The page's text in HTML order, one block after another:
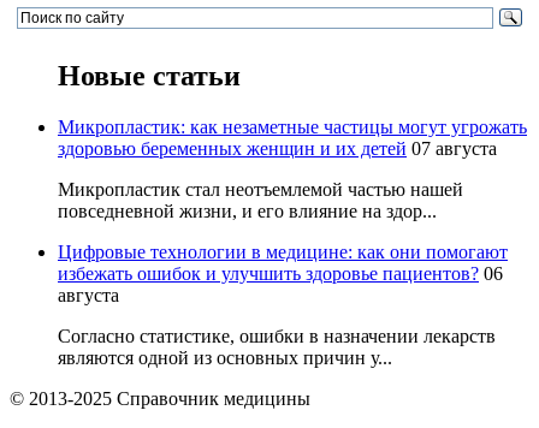
Новые статьи
Микропластик: как незаметные частицы могут угрожать
здоровью беременных женщин и их детей 07 августа
Микропластик стал неотъемлемой частью нашей
повседневной жизни, и его влияние на здор...
Цифровые технологии в медицине: как они помогают
избежать ошибок и улучшить здоровье пациентов? 06
августа
Согласно статистике, ошибки в назначении лекарств
являются одной из основных причин у...
© 2013-2025 Справочник медицины